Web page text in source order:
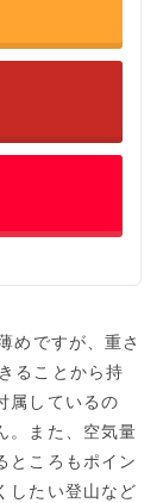
ですが、重さ
ることから持
属しているの
。また、空気量
ところもポイン
したい登山など